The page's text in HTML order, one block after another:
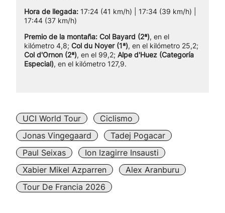
Hora de llegada: 17:24 (41 km/h) | 17:34 (39 km/h) |
17:44 (37 km/h)
Premio de la montaña: Col Bayard (2ª), en el
kilómetro 4,8; Col du Noyer (1ª), en el kilómetro 25,2;
Col d'Ornon (2ª), en el 99,2; Alpe d'Huez (Categoría
Especial), en el kilómetro 127,9.
UCI World Tour
Ciclismo
Jonas Vingegaard
Tadej Pogacar
Paul Seixas
Ion Izagirre Insausti
Xabier Mikel Azparren
Alex Aranburu
Tour De Francia 2026